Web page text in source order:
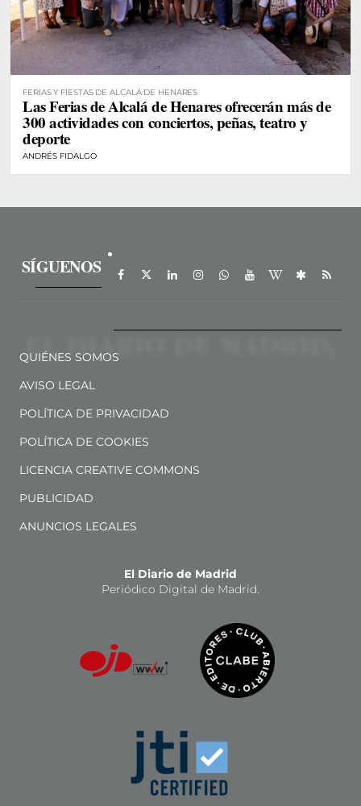
FERIAS Y FIESTAS DE ALCALÁ DE HENARES
Las Ferias de Alcalá de Henares ofrecerán más de
300 actividades con conciertos, peñas, teatro y
deporte
ANDRÉS FIDALGO
SÍGUENOS
QUIÉNES SOMOS
AVISO LEGAL
POLÍTICA DE PRIVACIDAD
POLÍTICA DE COOKIES
LICENCIA CREATIVE COMMONS
PUBLICIDAD
ANUNCIOS LEGALES
El Diario de Madrid
Periódico Digital de Madrid.